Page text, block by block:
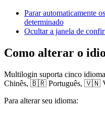
Parar automaticamente
determinado
Ocultar a janela de
Como alterar o
Multilogin suporta cinco
Chinês, 🇧🇷 Português, 🇻🇳
Para alterar seu idioma: